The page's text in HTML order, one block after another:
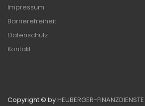
Impressum
Barrierefreiheit
Datenschutz
Kontakt
Copyright © by HEUBERGER-FINANZDIENSTE